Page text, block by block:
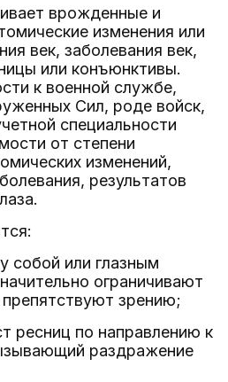
врожденные и
изменения или
век, заболевания век,
или конъюнктивы.
к военной службе,
Сил, роде войск,
специальности
от степени
изменений,
результатов
собой или глазным
ограничивают
зрению;
ресниц по направлению к
раздражение